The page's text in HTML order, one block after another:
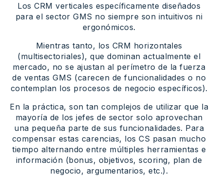
Los CRM verticales específicamente diseñados
para el sector GMS no siempre son intuitivos ni
ergonómicos.
Mientras tanto, los CRM horizontales
(multisectoriales), que dominan actualmente el
mercado, no se ajustan al perímetro de la fuerza
de ventas GMS (carecen de funcionalidades o no
contemplan los procesos de negocio específicos).
En la práctica, son tan complejos de utilizar que la
mayoría de los jefes de sector solo aprovechan
una pequeña parte de sus funcionalidades. Para
compensar estas carencias, los CS pasan mucho
tiempo alternando entre múltiples herramientas e
información (bonus, objetivos, scoring, plan de
negocio, argumentarios, etc.).